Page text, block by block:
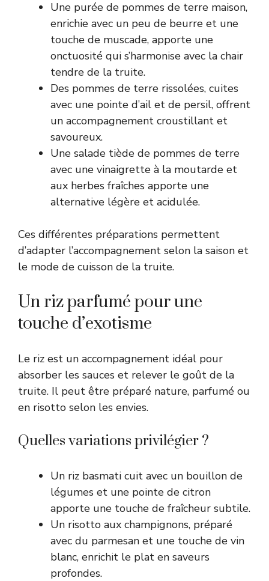
Une purée de pommes de terre maison,
enrichie avec un peu de beurre et une
touche de muscade, apporte une
onctuosité qui s’harmonise avec la chair
tendre de la truite.
Des pommes de terre rissolées, cuites
avec une pointe d’ail et de persil, offrent
un accompagnement croustillant et
savoureux.
Une salade tiède de pommes de terre
avec une vinaigrette à la moutarde et
aux herbes fraîches apporte une
alternative légère et acidulée.
Ces différentes préparations permettent
d’adapter l’accompagnement selon la saison et
le mode de cuisson de la truite.
Un riz parfumé pour une
touche d’exotisme
Le riz est un accompagnement idéal pour
absorber les sauces et relever le goût de la
truite. Il peut être préparé nature, parfumé ou
en risotto selon les envies.
Quelles variations privilégier ?
Un riz basmati cuit avec un bouillon de
légumes et une pointe de citron
apporte une touche de fraîcheur subtile.
Un risotto aux champignons, préparé
avec du parmesan et une touche de vin
blanc, enrichit le plat en saveurs
profondes.